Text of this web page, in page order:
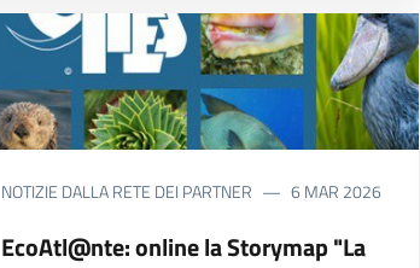
NOTIZIE DALLA RETE DEI PARTNER 6 MAR 2026
EcoAtl@nte: online la Storymap "La